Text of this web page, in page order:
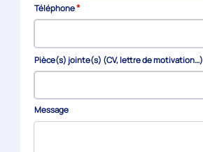
Téléphone*
Pièce(s) jointe(s) (CV, lettre de motivation…)
Message